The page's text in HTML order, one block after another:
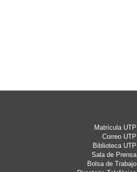
Matrícula UTP
Correo UTP
Biblioteca UTP
Sala de Prensa
Bolsa de Trabajo